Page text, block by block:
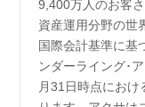
9,400万人のお客
資産運用分野の世
国際会計基準に基
ンダーライング･
月31日時点にお